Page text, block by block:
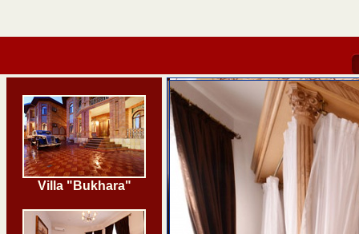
Villa "Bukhara"